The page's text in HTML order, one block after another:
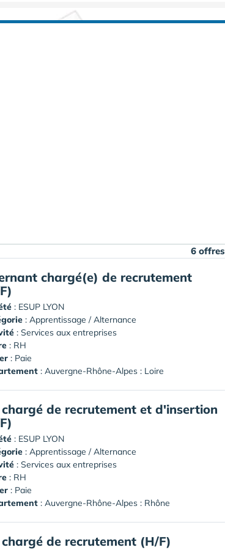
6 offres
chargé(e) de recrutement
: ESUP LYON
: Apprentissage / Alternance
: Services aux entreprises
: RH
: Paie
: Auvergne-Rhône-Alpes : Loire
de recrutement et d'insertion
: ESUP LYON
: Apprentissage / Alternance
: Services aux entreprises
: RH
: Paie
: Auvergne-Rhône-Alpes : Rhône
de recrutement (H/F)